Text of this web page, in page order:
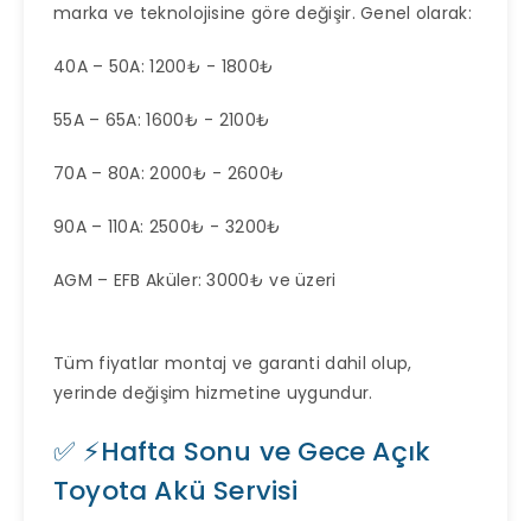
marka ve teknolojisine göre değişir. Genel olarak:
40A – 50A: 1200₺ - 1800₺
55A – 65A: 1600₺ - 2100₺
70A – 80A: 2000₺ - 2600₺
90A – 110A: 2500₺ - 3200₺
AGM – EFB Aküler: 3000₺ ve üzeri
Tüm fiyatlar montaj ve garanti dahil olup,
yerinde değişim hizmetine uygundur.
✅ ⚡Hafta Sonu ve Gece Açık
Toyota Akü Servisi